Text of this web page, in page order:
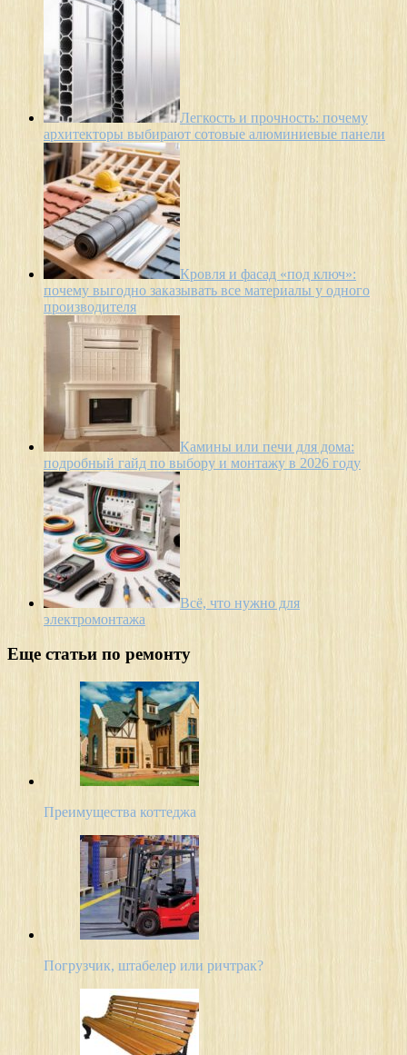
Легкость и прочность: почему
архитекторы выбирают сотовые алюминиевые панели
Кровля и фасад «под ключ»:
почему выгодно заказывать все материалы у одного
производителя
Камины или печи для дома:
подробный гайд по выбору и монтажу в 2026 году
Всё, что нужно для
электромонтажа
Еще статьи по ремонту
Преимущества коттеджа
Погрузчик, штабелер или ричтрак?